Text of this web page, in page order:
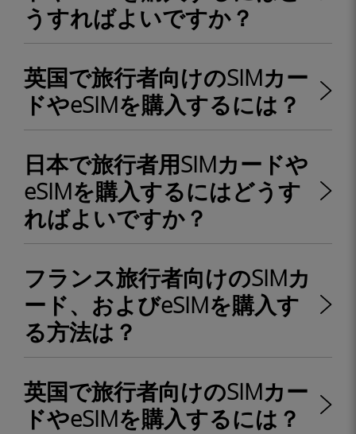
うすればよいですか？
英国で旅行者向けのSIMカー
ドやeSIMを購入するには？
日本で旅行者用SIMカードや
eSIMを購入するにはどうす
ればよいですか？
フランス旅行者向けのSIMカ
ード、およびeSIMを購入す
る方法は？
英国で旅行者向けのSIMカー
ドやeSIMを購入するには？